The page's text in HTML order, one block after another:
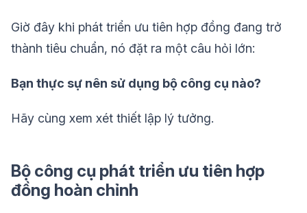
Giờ đây khi phát triển ưu tiên hợp đồng đang trở
thành tiêu chuẩn, nó đặt ra một câu hỏi lớn:
Bạn thực sự nên sử dụng bộ công cụ nào?
Hãy cùng xem xét thiết lập lý tưởng.
Bộ công cụ phát triển ưu tiên hợp
đồng hoàn chỉnh